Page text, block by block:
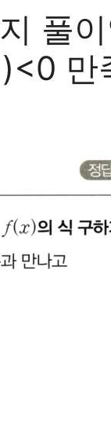
풀
만